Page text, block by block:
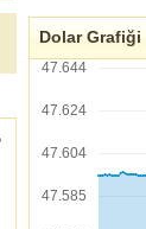
Dolar Grafiği
47.644
47.624
47.604
47.585